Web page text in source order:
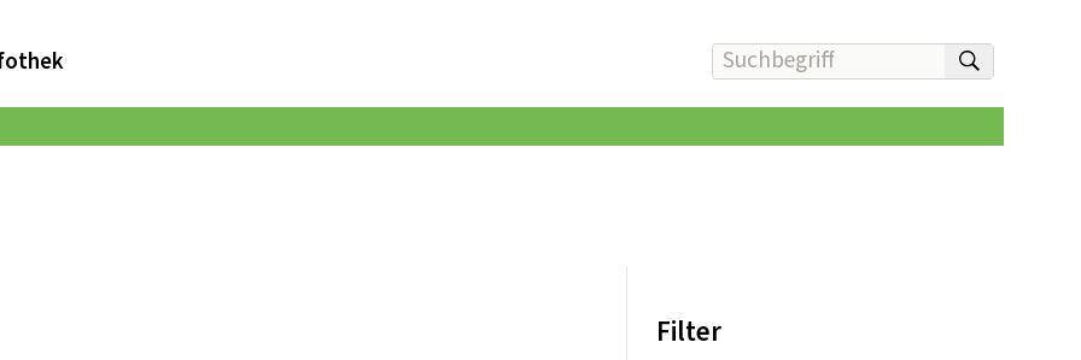
Suchbegriff(e) eingeben
Filter